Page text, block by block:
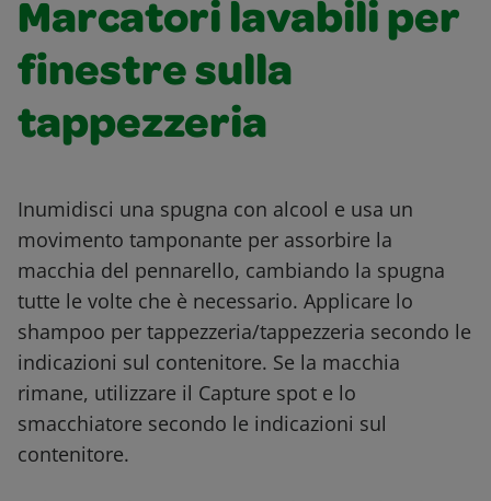
Marcatori lavabili per
finestre sulla
tappezzeria
Inumidisci una spugna con alcool e usa un
movimento tamponante per assorbire la
macchia del pennarello, cambiando la spugna
tutte le volte che è necessario. Applicare lo
shampoo per tappezzeria/tappezzeria secondo le
indicazioni sul contenitore. Se la macchia
rimane, utilizzare il Capture spot e lo
smacchiatore secondo le indicazioni sul
contenitore.